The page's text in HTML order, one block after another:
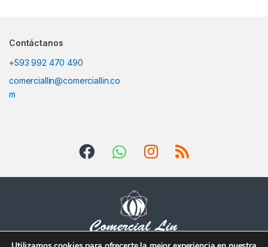
Contáctanos
+593 992 470 490
comerciallin@comerciallin.co
m